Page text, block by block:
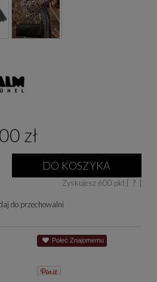
zł
DO KOSZYKA
Zyskujesz 600 pkt [ ? ]
do przechowalni
Poleć Znajomemu